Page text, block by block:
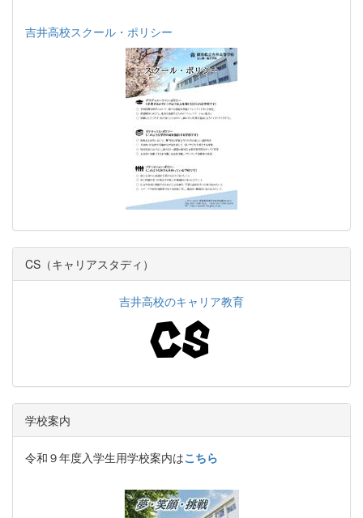
吉井高校スクール・ポリシー
CS（キャリアスタディ）
吉井高校のキャリア教育
学校案内
令和９年度入学生用学校案内はこちら